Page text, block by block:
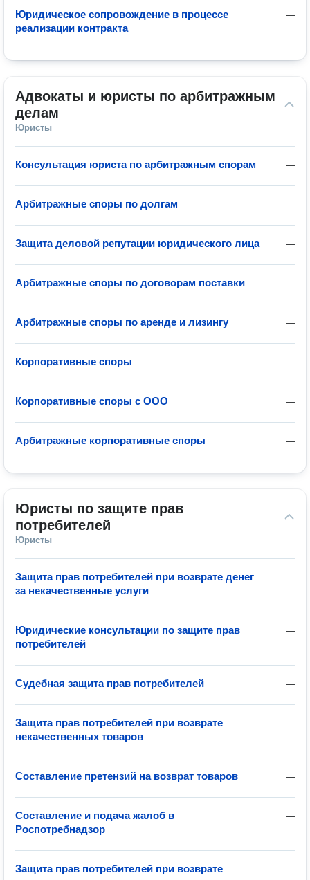
—
Юридическое сопровождение в процессе
реализации контракта
Адвокаты и юристы по арбитражным
делам
Юристы
—
Консультация юриста по арбитражным спорам
—
Арбитражные споры по долгам
—
Защита деловой репутации юридического лица
—
Арбитражные споры по договорам поставки
—
Арбитражные споры по аренде и лизингу
—
Корпоративные споры
—
Корпоративные споры с ООО
—
Арбитражные корпоративные споры
Юристы по защите прав
потребителей
Юристы
—
Защита прав потребителей при возврате денег
за некачественные услуги
—
Юридические консультации по защите прав
потребителей
—
Судебная защита прав потребителей
—
Защита прав потребителей при возврате
некачественных товаров
—
Составление претензий на возврат товаров
—
Составление и подача жалоб в
Роспотребнадзор
—
Защита прав потребителей при возврате